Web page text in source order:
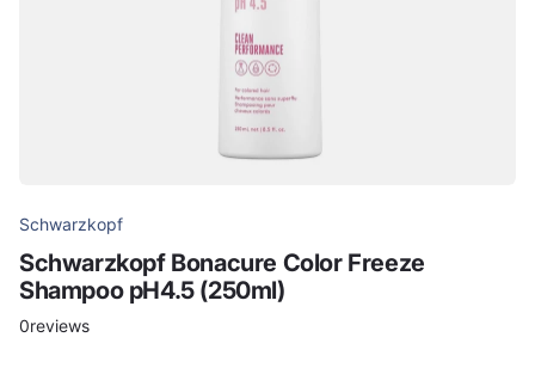
Schwarzkopf
Schwarzkopf Bonacure Color Freeze
Shampoo pH4.5 (250ml)
0reviews